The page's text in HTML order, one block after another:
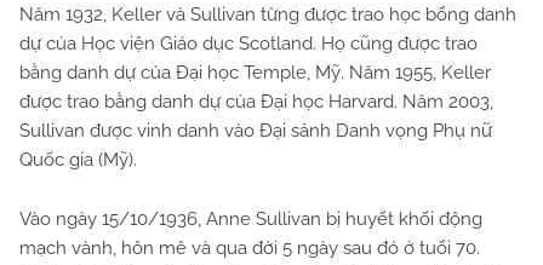
Năm 1932, Keller và Sullivan từng được trao học bổng danh
dự của Học viện Giáo dục Scotland. Họ cũng được trao
bằng danh dự của Đại học Temple, Mỹ. Năm 1955, Keller
được trao bằng danh dự của Đại học Harvard. Năm 2003,
Sullivan được vinh danh vào Đại sảnh Danh vọng Phụ nữ
Quốc gia (Mỹ).
Vào ngày 15/10/1936, Anne Sullivan bị huyết khối động
mạch vành, hôn mê và qua đời 5 ngày sau đó ở tuổi 70.